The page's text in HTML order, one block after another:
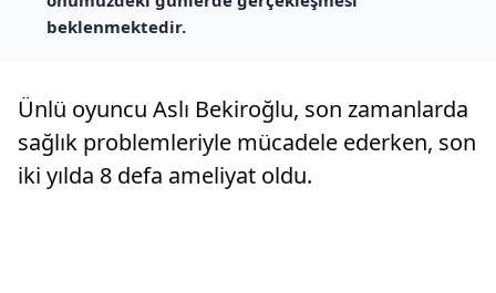
beklenmektedir.
Ünlü oyuncu Aslı Bekiroğlu, son zamanlarda
sağlık problemleriyle mücadele ederken, son
iki yılda 8 defa ameliyat oldu.